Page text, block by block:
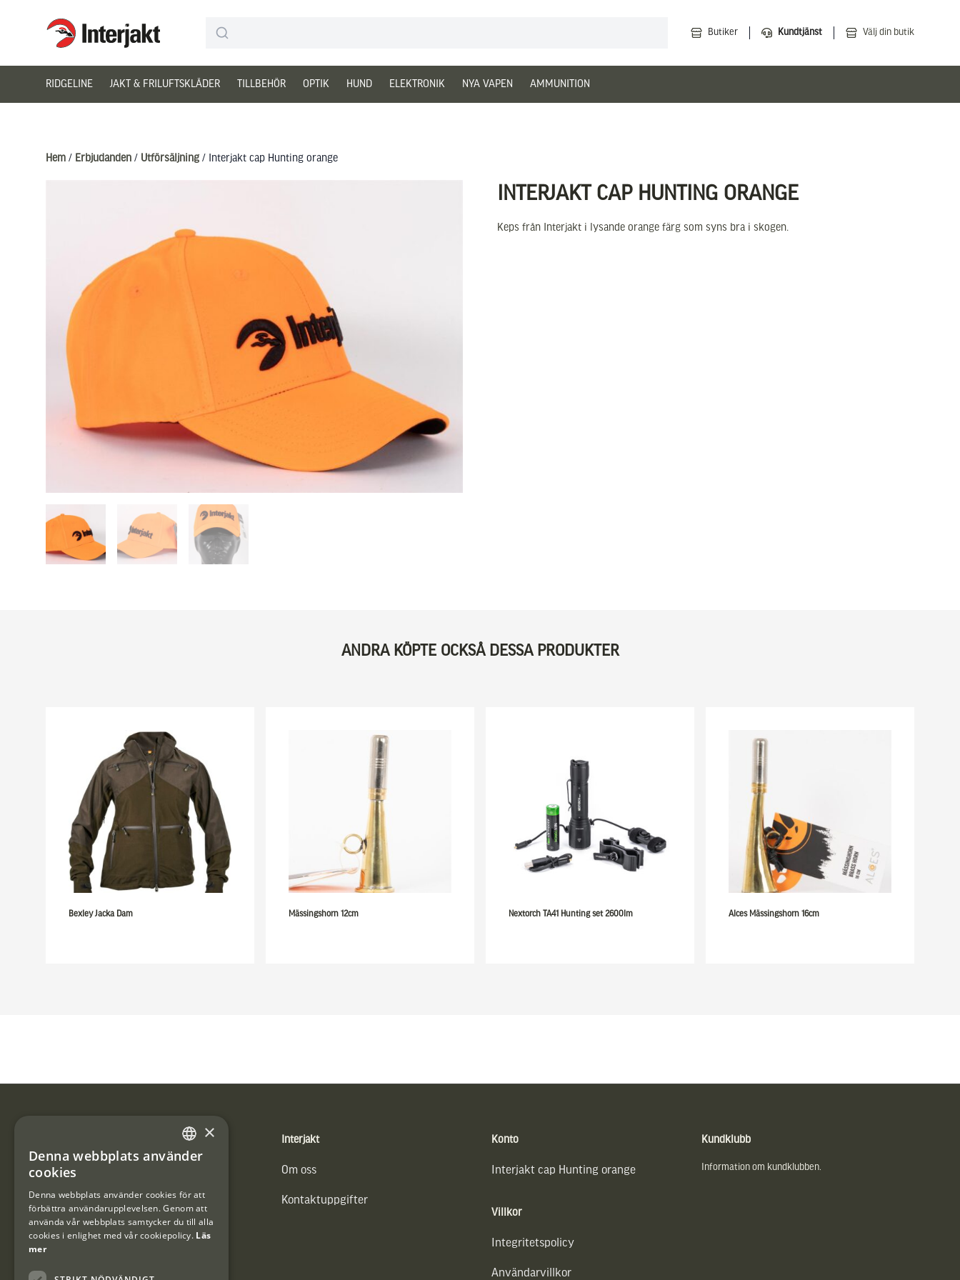
Interjakt SE Butiker Kundtjänst Välj din butik
RIDGELINE JAKT & FRILUFTSKLÄDER TILLBEHÖR OPTIK HUND ELEKTRONIK NYA VAPEN AMMUNITION
Hem / Erbjudanden / Utförsäljning / Interjakt cap Hunting orange
INTERJAKT CAP HUNTING ORANGE
Keps från Interjakt i lysande orange färg som syns bra i skogen.
ANDRA KÖPTE OCKSÅ DESSA PRODUKTER
Bexley Jacka Dam Mässingshorn 12cm Nextorch TA41 Hunting set 2600lm Alces Mässingshorn 16cm
Vännäs Friluftbyxa
Interjakt
Om oss
Kontaktuppgifter
Konto
Interjakt cap Hunting orange
Villkor
Integritetspolicy
Användarvillkor
Kundklubb
Information om kundklubben.
SWEDISH
×
Denna webbplats använder
cookies
Denna webbplats använder cookies för att
förbättra användarupplevelsen. Genom att
använda vår webbplats samtycker du till alla
cookies i enlighet med vår cookiepolicy. Läs
mer